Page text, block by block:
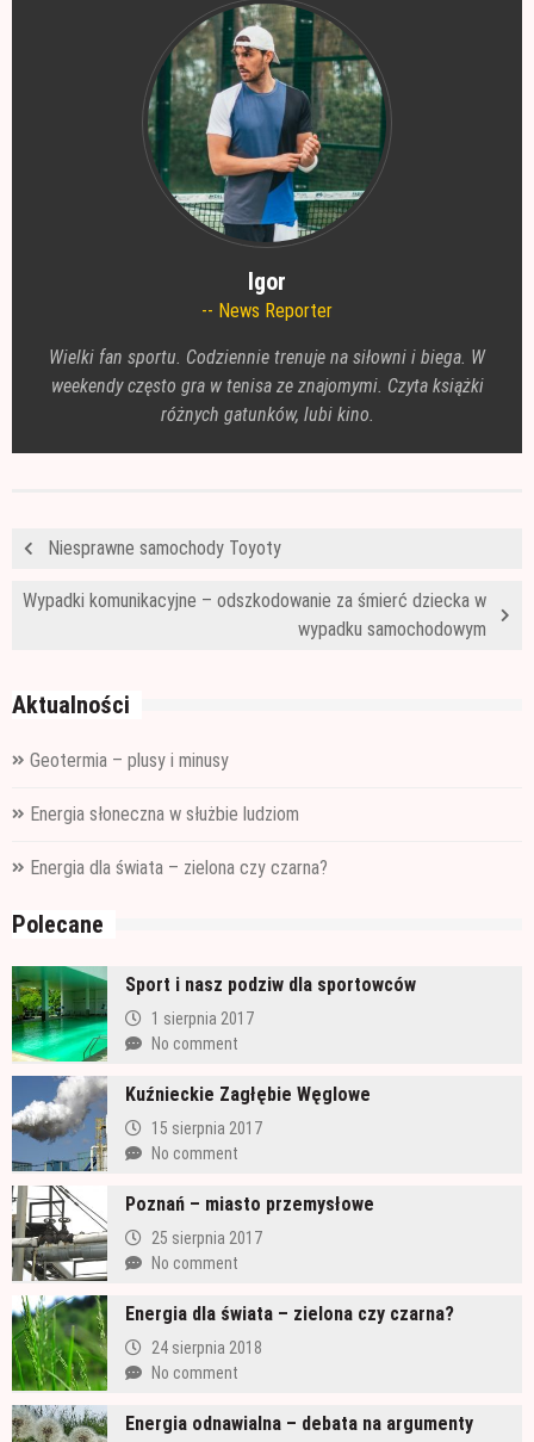
Igor
News Reporter
Wielki fan sportu. Codziennie trenuje na siłowni i biega. W
weekendy często gra w tenisa ze znajomymi. Czyta książki
różnych gatunków, lubi kino.
Niesprawne samochody Toyoty
Wypadki komunikacyjne – odszkodowanie za śmierć dziecka w
wypadku samochodowym
Aktualności
Geotermia – plusy i minusy
Energia słoneczna w służbie ludziom
Energia dla świata – zielona czy czarna?
Polecane
Sport i nasz podziw dla sportowców
1 sierpnia 2017
No comment
Kuźnieckie Zagłębie Węglowe
15 sierpnia 2017
No comment
Poznań – miasto przemysłowe
25 sierpnia 2017
No comment
Energia dla świata – zielona czy czarna?
24 sierpnia 2018
No comment
Energia odnawialna – debata na argumenty